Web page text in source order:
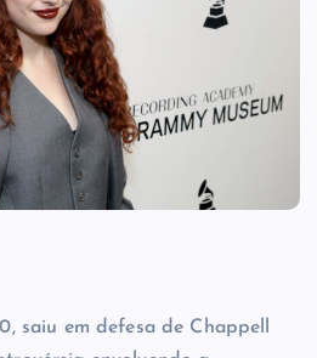
saiu em defesa de Chappell